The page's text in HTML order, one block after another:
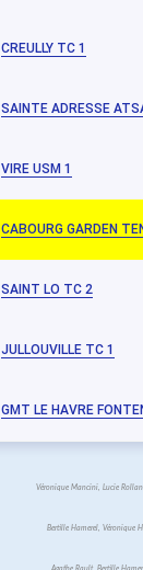
CREULLY TC 1
SAINTE ADRESSE
VIRE USM 1
CABOURG GARDEN
SAINT LO TC 2
JULLOUVILLE TC 1
GMT LE HAVRE
Véronique Mancini, Lucie
Bertille Hamerel, Véronique
Agathe Rault, Bertille